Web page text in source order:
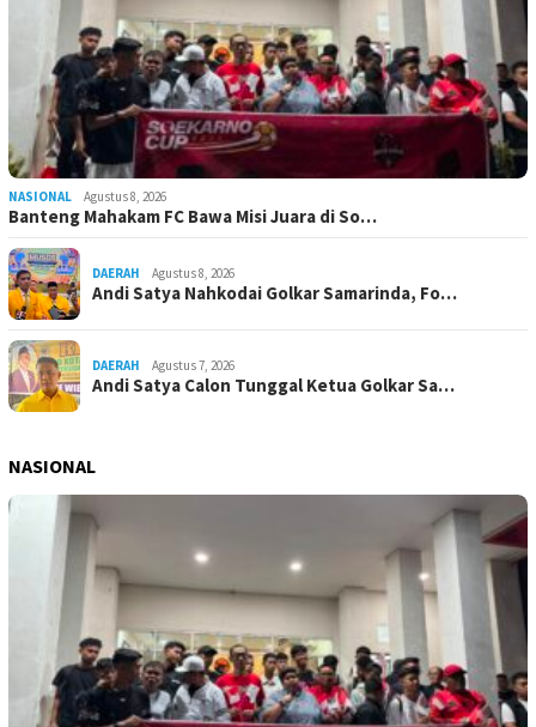
NASIONAL Agustus 8, 2026
Banteng Mahakam FC Bawa Misi Juara di So…
DAERAH Agustus 8, 2026
Andi Satya Nahkodai Golkar Samarinda, Fo…
DAERAH Agustus 7, 2026
Andi Satya Calon Tunggal Ketua Golkar Sa…
NASIONAL